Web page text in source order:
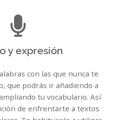
y expresión
con las que nunca te
que podrás ir añadiendo a
tu vocabulario. Así
de enfrentarte a textos